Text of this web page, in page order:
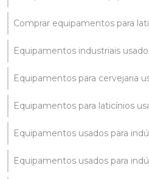
Comprar equipamentos para
Equipamentos industriais
Equipamentos para cervejaria
Equipamentos para laticínios
Equipamentos usados para
Equipamentos usados para